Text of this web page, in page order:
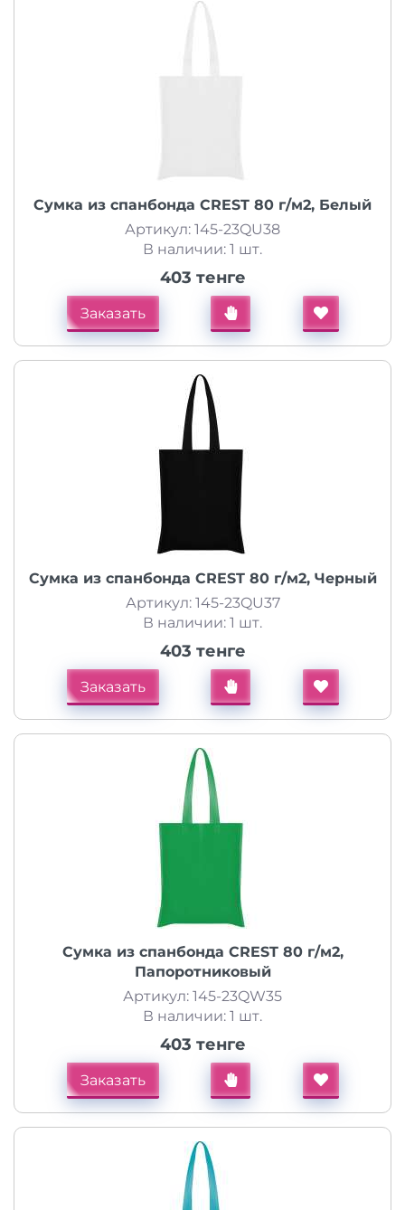
Сумка из спанбонда CREST 80 г/м2, Белый
Артикул: 145-23QU38
В наличии: 1 шт.
403 тенге
Заказать
Сумка из спанбонда CREST 80 г/м2, Черный
Артикул: 145-23QU37
В наличии: 1 шт.
403 тенге
Заказать
Сумка из спанбонда CREST 80 г/м2,
Папоротниковый
Артикул: 145-23QW35
В наличии: 1 шт.
403 тенге
Заказать